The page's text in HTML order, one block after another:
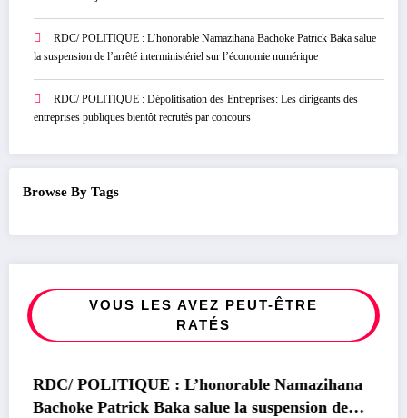
RDC/ POLITIQUE : L’honorable Namazihana Bachoke Patrick Baka salue
la suspension de l’arrêté interministériel sur l’économie numérique
RDC/ POLITIQUE : Dépolitisation des Entreprises: Les dirigeants des
entreprises publiques bientôt recrutés par concours
Browse By Tags
VOUS LES AVEZ PEUT-ÊTRE
RATÉS
POLITIQUE
RDC/ POLITIQUE : L’honorable Namazihana
Bachoke Patrick Baka salue la suspension de